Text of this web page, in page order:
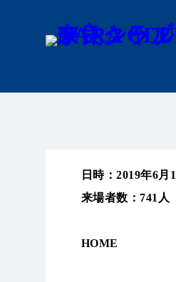
日時：2019年6月
来場者数：741人
HOME